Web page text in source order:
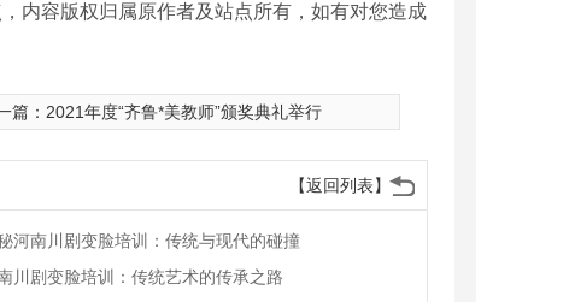
内容版权归属原作者及站点所有，如有对您造成
篇： 2021年度“齐鲁*美教师”颁奖典礼举行
【返回列表】
河南川剧变脸培训：传统与现代的碰撞
川剧变脸培训：传统艺术的传承之路